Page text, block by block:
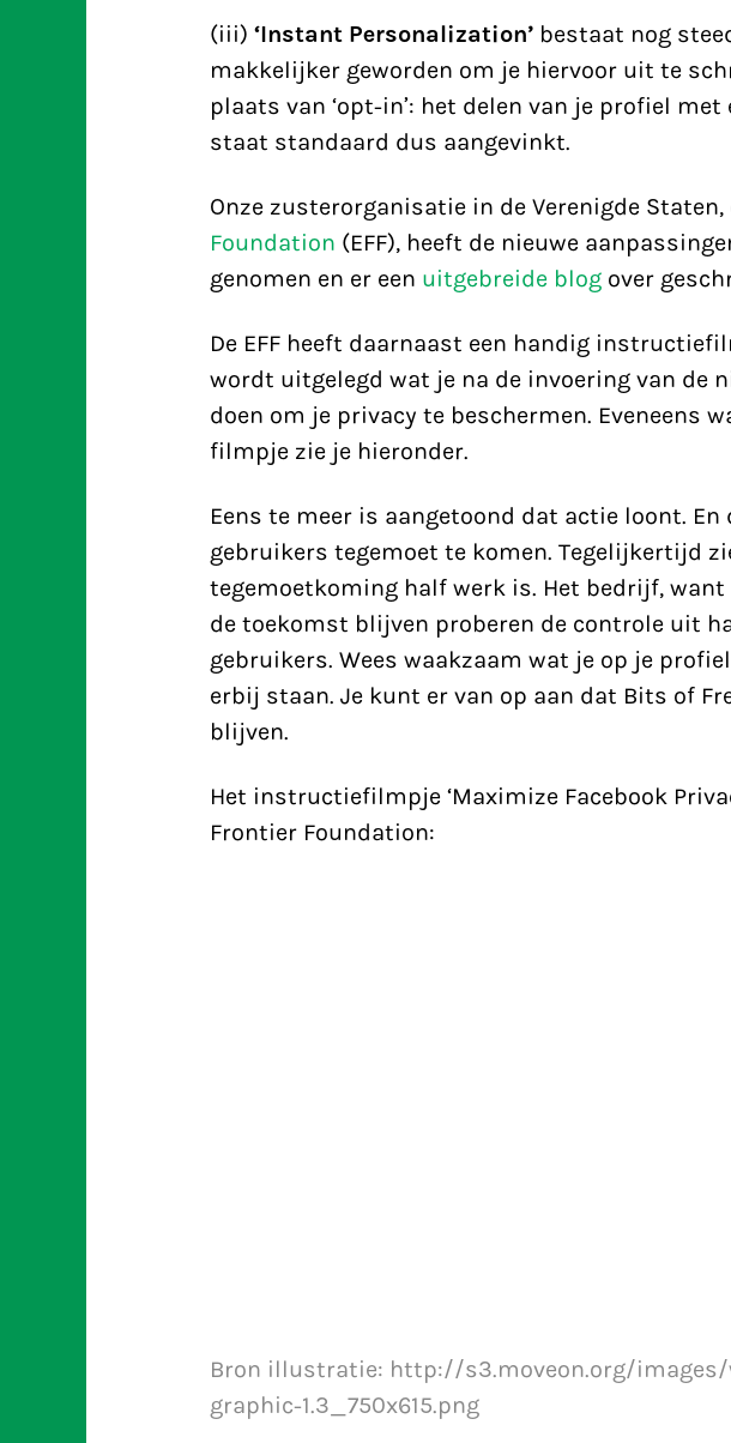
(iii) ‘Instant Personalization’bestaat nog
makkelijker geworden om je hiervoor uit te
plaats van ‘opt-in’: het delen van je profiel
staat standaard dus aangevinkt.
Onze zusterorganisatie in de Verenigde Staten,
Foundation (EFF), heeft de nieuwe
genomen en er een uitgebreide blogover
De EFF heeft daarnaast een handig
wordt uitgelegd wat je na de invoering van de
doen om je privacy te beschermen. Eveneens
filmpje zie je hieronder.
Eens te meer is aangetoond dat actie loont.
gebruikers tegemoet te komen. Tegelijkertijd
tegemoetkoming half werk is. Het bedrijf, want
de toekomst blijven proberen de controle uit
gebruikers. Wees waakzaam wat je op je
erbij staan. Je kunt er van op aan dat Bits of
blijven.
Het instructiefilmpje ‘Maximize Facebook
Frontier Foundation:
Bron illustratie: http://s3.moveon.org/
graphic-1.3_750x615.png